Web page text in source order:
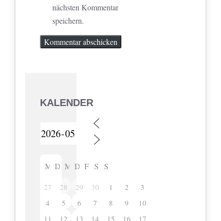
nächsten Kommentar
speichern.
KALENDER
M D M D F S S
27 28 29 30 1 2
3
4
5 6 7 8 9
10
11
12 13 14 15 16
17